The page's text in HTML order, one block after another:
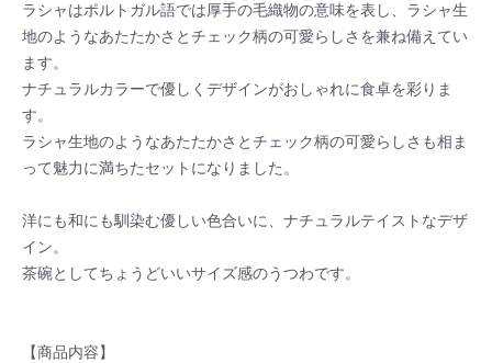
ラシャはポルトガル語では厚手の毛織物の意味を表し、ラシャ生
地のようなあたたかさとチェック柄の可愛らしさを兼ね備えてい
ます。
ナチュラルカラーで優しくデザインがおしゃれに食卓を彩りま
す。
ラシャ生地のようなあたたかさとチェック柄の可愛らしさも相ま
って魅力に満ちたセットになりました。
洋にも和にも馴染む優しい色合いに、ナチュラルテイストなデザ
イン。
茶碗としてちょうどいいサイズ感のうつわです。
【商品内容】